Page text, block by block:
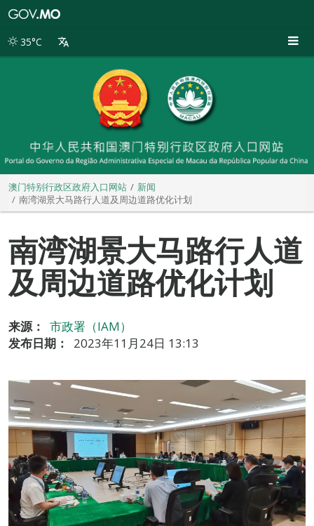
别
35°C
澳门特别行政区政府入口网站
新闻
南湾湖景大马路行人道及周边道路优化计划
南湾湖景大马路行人道
及周边道路优化计划
来源：
市政署（IAM）
发布日期：
2023年11月24日 13:13